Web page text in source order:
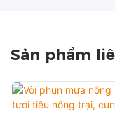
Sản phẩm